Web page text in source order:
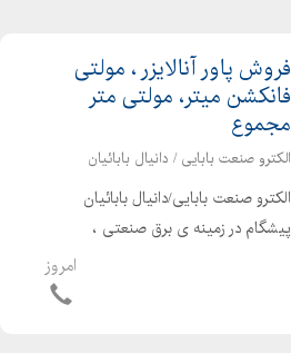
فروش پاور آنالایزر ، مولتی
فانکشن میتر، مولتی متر
مجموع
الکترو صنعت بابایی / دانیال بابائیان
الکترو صنعت بابایی/دانیال بابائیان
پیشگام در زمینه ی برق صنعتی ،
اتوماسیون صنعتی ، الکترونیک صنعتی و
امروز